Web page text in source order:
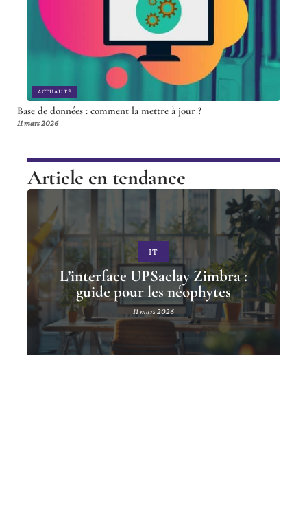
ACTUALITÉ
Base de données : comment la mettre à jour ?
11 mars 2026
Article en tendance
IT
L’interface UPSaclay Zimbra :
guide pour les néophytes
11 mars 2026